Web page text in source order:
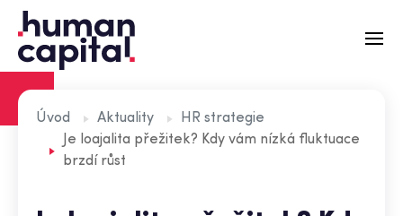
Recruitment
Externí HR
Úvod Aktuality
HR strategie
Je loajalita přežitek? Kdy vám nízká fluktuace
brzdí růst